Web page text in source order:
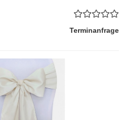
Terminanfrage